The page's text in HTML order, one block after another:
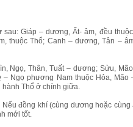
Giáp – dương, Ất- âm, đều
thuộc Thổ; Canh – dương, Tân –
Ngọ, Thân, Tuất – dương; Sửu,
– Ngọ phương Nam thuộc Hỏa,
Thổ ở chính giữa.
đồng khí (cùng dương hoặc cùng
mới tốt.